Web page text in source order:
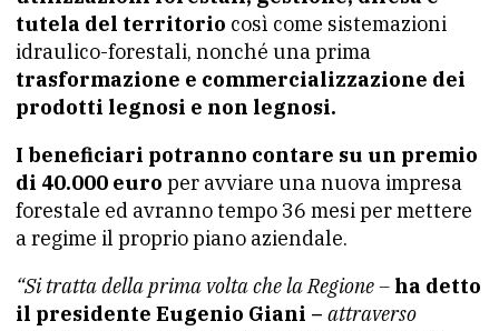
tutela del territorio così come sistemazioni
idraulico-forestali, nonché una prima
trasformazione e commercializzazione dei
prodotti legnosi e non legnosi.
I beneficiari potranno contare su un premio
di 40.000 euro per avviare una nuova impresa
forestale ed avranno tempo 36 mesi per mettere
a regime il proprio piano aziendale.
“Si tratta della prima volta che la Regione – ha detto
il presidente Eugenio Giani – attraverso